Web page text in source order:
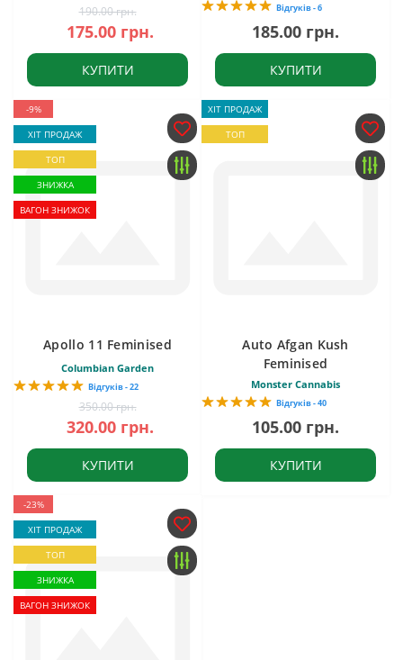
190.00 грн.
175.00 грн.
КУПИТИ
Відгуків - 6
185.00 грн.
КУПИТИ
-9%
ХІТ ПРОДАЖ
ТОП
ЗНИЖКА
ВАГОН ЗНИЖОК
Apollo 11 Feminised
Columbian Garden
Відгуків - 22
350.00 грн.
320.00 грн.
КУПИТИ
ХІТ ПРОДАЖ
ТОП
Auto Afgan Kush
Feminised
Monster Cannabis
Відгуків - 40
105.00 грн.
КУПИТИ
-23%
ХІТ ПРОДАЖ
ТОП
ЗНИЖКА
ВАГОН ЗНИЖОК